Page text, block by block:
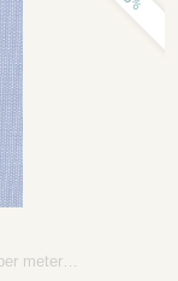
meter…